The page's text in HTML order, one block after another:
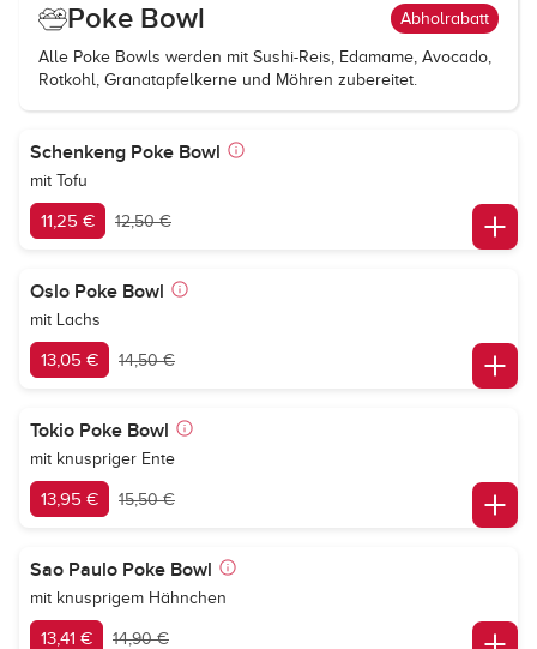
Poke Bowl Abholrabatt
Alle Poke Bowls werden mit Sushi-Reis, Edamame, Avocado,
Rotkohl, Granatapfelkerne und Möhren zubereitet.
Schenkeng Poke Bowl
mit Tofu
11,25 € 12,50 €
Oslo Poke Bowl
mit Lachs
13,05 € 14,50 €
Tokio Poke Bowl
mit knuspriger Ente
13,95 € 15,50 €
Sao Paulo Poke Bowl
mit knusprigem Hähnchen
13,41 € 14,90 €